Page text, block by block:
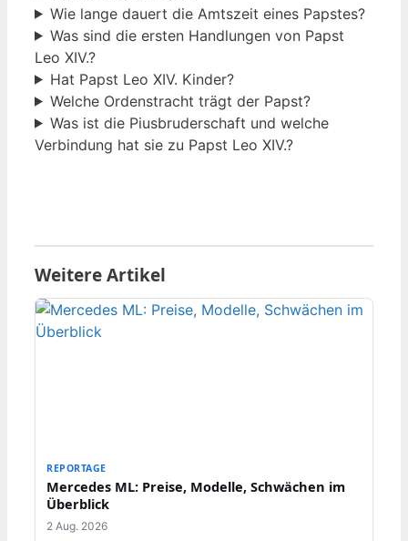
Wie lange dauert die Amtszeit eines Papstes?
Was sind die ersten Handlungen von Papst
Leo XIV.?
Hat Papst Leo XIV. Kinder?
Welche Ordenstracht trägt der Papst?
Was ist die Piusbruderschaft und welche
Verbindung hat sie zu Papst Leo XIV.?
Weitere Artikel
REPORTAGE
Mercedes ML: Preise, Modelle, Schwächen im
Überblick
2 Aug. 2026